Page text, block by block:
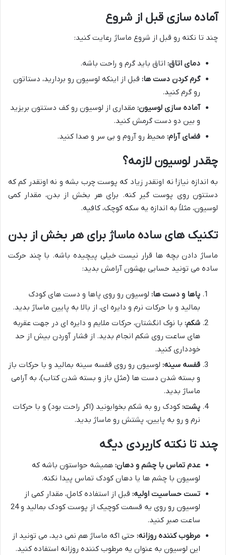
آماده سازی قبل از شروع
چند تا نکته رو قبل از شروع ماساژ رعایت کنید:
دمای اتاق: اتاق باید گرم و راحت باشه.
گرم کردن دست ها: قبل از اینکه لوسیون رو بردارید، دستاتون
رو گرم کنید.
آماده سازی لوسیون: مقداری از لوسیون رو کف دستتون بریزید
و بین دو دست گرمش کنید.
فضای آرام: محیط رو آروم و بی سر و صدا کنید.
چقدر لوسیون لازمه؟
به اندازه نیاز! نه اونقدر زیاد که پوست چرب بشه و نه اونقدر کم که
دستتون روی پوست گیر کنه. برای هر بخش از بدن، مقدار کمی
لوسیون، مثلاً به اندازه یه سکه کوچک، کافیه.
تکنیک های ساده ماساژ برای هر بخش از بدن
ماساژ دادن بچه ها قرار نیست خیلی پیچیده باشه. با چند حرکت
ساده می تونید حسابی بهشون آرامش بدید:
پاها و دست ها: لوسیون رو روی پاها و دست های کودک
بمالید و با حرکات نرم و دایره ای، از بالا به پایین ماساژ بدید.
شکم: با نوک انگشتان، حرکات ملایم و دایره ای در جهت عقربه
های ساعت روی شکم انجام بدید. از فشار آوردن بیش از حد
خودداری کنید.
قفسه سینه: لوسیون رو روی قفسه سینه بمالید و با حرکات باز
و بسته شدن دست ها (مثل باز و بسته شدن کتاب)، به آرامی
ماساژ بدید.
پشت: کودک رو به شکم بخوابونید (اگر راحت بود) و با حرکات
نرم و رو به پایین، پشتش رو ماساژ بدید.
چند تا نکته کاربردی دیگه
عدم تماس با چشم و دهان: همیشه حواستون باشه که
لوسیون با چشم ها یا دهان کودک تماس پیدا نکنه.
تست حساسیت اولیه: قبل از استفاده کامل، مقدار کمی از
لوسیون رو روی یه قسمت کوچیک از پوست کودک بمالید و 24
ساعت صبر کنید.
مرطوب کننده روزانه: حتی اگه ماساژ هم نمی دید، می تونید از
این لوسیون به عنوان یه مرطوب کننده روزانه استفاده کنید.